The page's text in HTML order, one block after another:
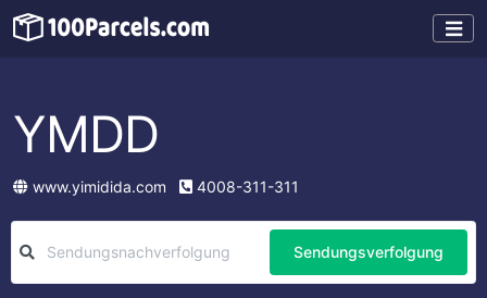
YMDD
www.yimidida.com 4008-311-311
Sendungsverfolgung